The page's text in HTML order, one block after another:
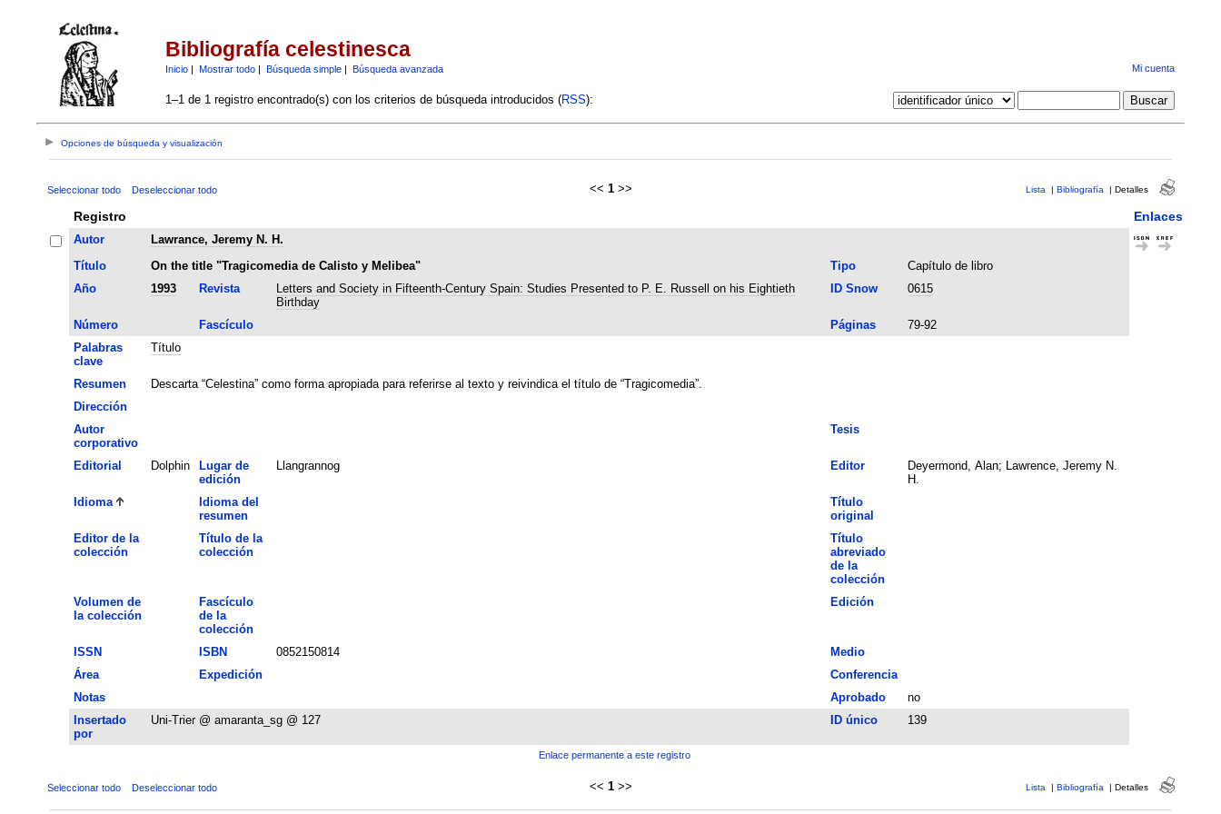
Bibliografía celestinesca
Inicio| Mostrar todo| Búsqueda simple| Búsqueda avanzada Mi cuenta
1–1 de 1 registro encontrado(s) con los criterios de búsqueda introducidos (RSS):
Opciones de búsqueda y visualización
Seleccionar todo Deseleccionar todo << 1 >> Lista | Bibliografía | Detalles
Registro Enlaces
Autor
Lawrance, Jeremy N. H.
Título
On the title "Tragicomedia de Calisto y Melibea" Tipo
Capítulo de libro
Año
1993 Revista
Letters and Society in Fifteenth-Century Spain: Studies Presented to P. E. Russell on his Eightieth
Birthday
ID Snow 0615
Número Fascículo Páginas
79-92
Palabras
clave
Título
Resumen
Descarta “Celestina” como forma apropiada para referirse al texto y reivindica el título de “Tragicomedia”.
Dirección
Autor
corporativo
Tesis
Editorial Dolphin
Lugar de
edición
Llangrannog Editor
Deyermond, Alan; Lawrence, Jeremy N.
H.
Idioma
Idioma del
resumen
Título
original
Editor de la
colección
Título de la
colección
Título
abreviado
de la
colección
Volumen de
la colección
Fascículo
de la
colección
Edición
ISSN ISBN 0852150814
Medio
Área
Expedición
Conferencia
Notas
Aprobado
no
Insertado
por
Uni-Trier @ amaranta_sg @ 127 ID único 139
Enlace permanente a este registro
Seleccionar todo Deseleccionar todo << 1 >> Lista | Bibliografía | Detalles